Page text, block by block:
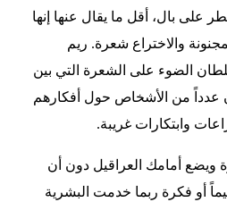
على بال، أقل ما يقال عنها إنها
والاختراع شعرة. ريم
الضوء على الشعرة التي بين
عدداً من الأشخاص حول أفكارهم
وابتكارات غريبة.
ويضع أمامك العراقيل دون أن
أو فكرة ربما خدمت البشرية